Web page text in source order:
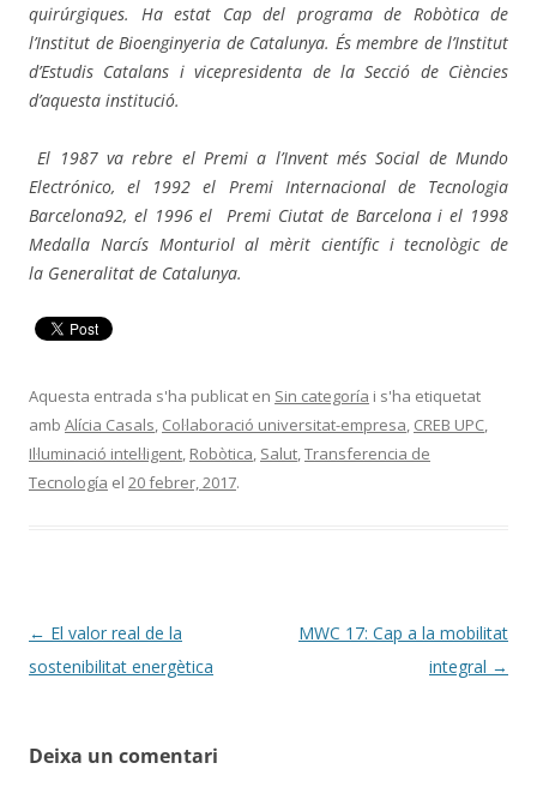
quirúrgiques. Ha estat Cap del programa de Robòtica de
l’Institut de Bioenginyeria de Catalunya. És membre de l’Institut
d’Estudis Catalans i vicepresidenta de la Secció de Ciències
d’aquesta institució.
El 1987 va rebre el Premi a l’Invent més Social de Mundo
Electrónico, el 1992 el Premi Internacional de Tecnologia
Barcelona92, el 1996 el Premi Ciutat de Barcelona i el 1998
Medalla Narcís Monturiol al mèrit científic i tecnològic de
la Generalitat de Catalunya.
Aquesta entrada s'ha publicat en Sin categoría i s'ha etiquetat
amb Alícia Casals Col·laboració universitat-empresa CREB UPC
Il·luminació intel·ligent Robòtica Salut Transferencia de
Tecnología el 20 febrer, 2017.
Navegació
per
← El valor real de la
sostenibilitat energètica
MWC 17: Cap a la mobilitat
integral →
Deixa un comentari